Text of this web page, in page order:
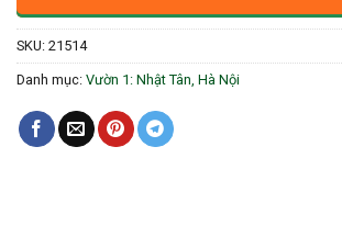
SKU: 21514
Danh mục: Vườn 1: Nhật Tân, Hà Nội